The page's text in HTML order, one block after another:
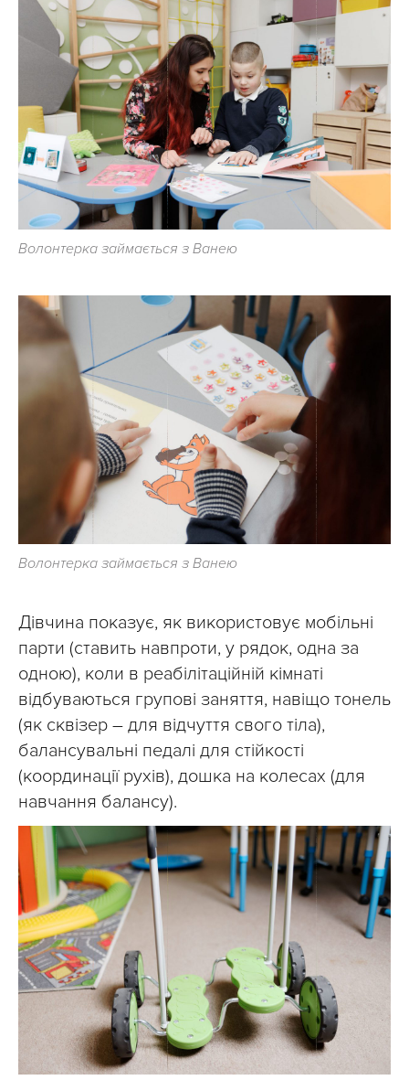
Волонтерка займається з Ванею
Волонтерка займається з Ванею
Дівчина показує, як використовує мобільні
парти (ставить навпроти, у рядок, одна за
одною), коли в реабілітаційній кімнаті
відбуваються групові заняття, навіщо тонель
(як сквізер – для відчуття свого тіла),
балансувальні педалі для стійкості
(координації рухів), дошка на колесах (для
навчання балансу).